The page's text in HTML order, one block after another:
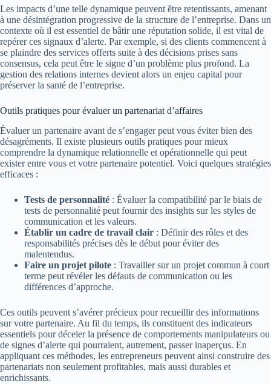
Les impacts d’une telle dynamique peuvent être retentissants, amenant
à une désintégration progressive de la structure de l’entreprise. Dans un
contexte où il est essentiel de bâtir une réputation solide, il est vital de
repérer ces signaux d’alerte. Par exemple, si des clients commencent à
se plaindre des services offerts suite à des décisions prises sans
consensus, cela peut être le signe d’un problème plus profond. La
gestion des relations internes devient alors un enjeu capital pour
préserver la santé de l’entreprise.
Outils pratiques pour évaluer un partenariat d’affaires
Évaluer un partenaire avant de s’engager peut vous éviter bien des
désagréments. Il existe plusieurs outils pratiques pour mieux
comprendre la dynamique relationnelle et opérationnelle qui peut
exister entre vous et votre partenaire potentiel. Voici quelques stratégies
efficaces :
Tests de personnalité : Évaluer la compatibilité par le biais de
tests de personnalité peut fournir des insights sur les styles de
communication et les valeurs.
Établir un cadre de travail clair : Définir des rôles et des
responsabilités précises dès le début pour éviter des
malentendus.
Faire un projet pilote : Travailler sur un projet commun à court
terme peut révéler les défauts de communication ou les
différences d’approche.
Ces outils peuvent s’avérer précieux pour recueillir des informations
sur votre partenaire. Au fil du temps, ils constituent des indicateurs
essentiels pour déceler la présence de comportements manipulateurs ou
de signes d’alerte qui pourraient, autrement, passer inaperçus. En
appliquant ces méthodes, les entrepreneurs peuvent ainsi construire des
partenariats non seulement profitables, mais aussi durables et
enrichissants.